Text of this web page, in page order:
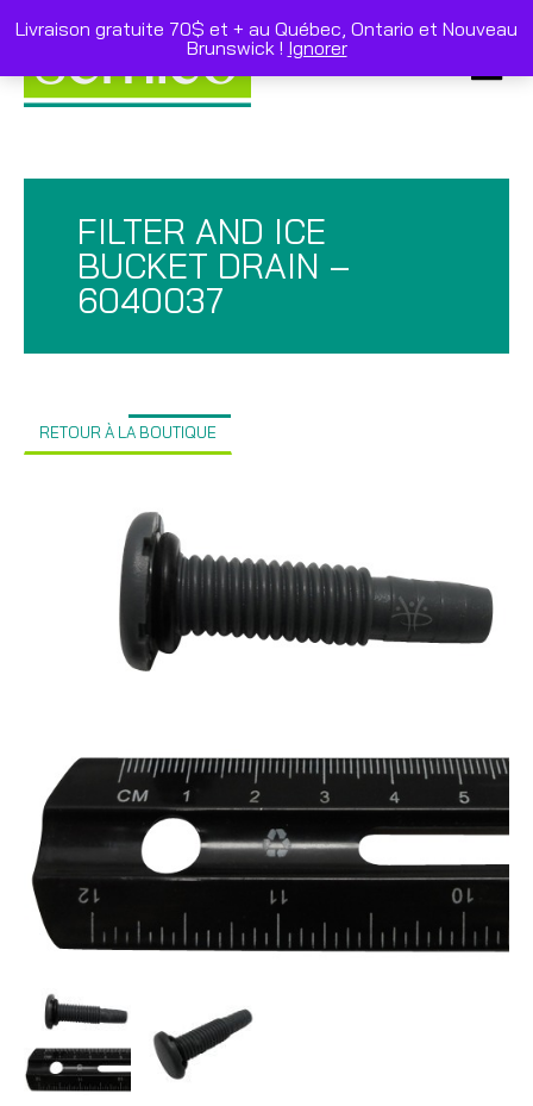
to
FILTER AND ICE
BUCKET DRAIN –
6040037
RETOUR À LA BOUTIQUE
Livraison gratuite 70$ et + au Québec, Ontario et Nouveau
Brunswick ! Ignorer